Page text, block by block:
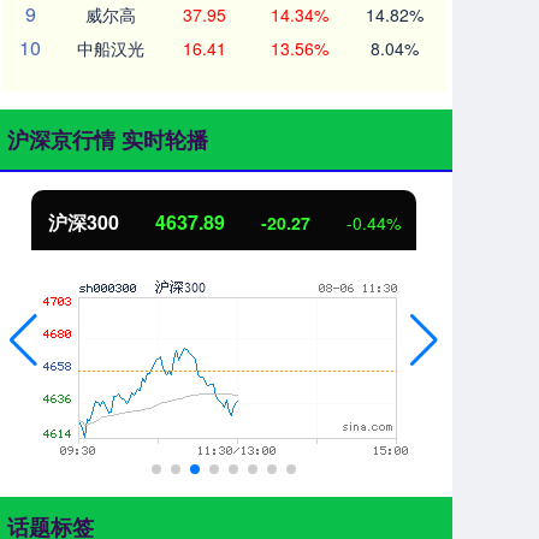
9 威尔高 37.95 14.34% 14.82%
10 中船汉光 16.41 13.56% 8.04%
沪深京行情 实时轮播
北证50 1115.17 -4.29 -0.38%
话题标签